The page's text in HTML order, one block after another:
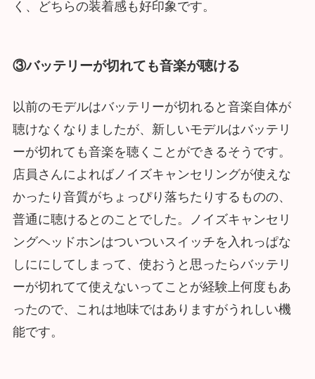
く、どちらの装着感も好印象です。
③バッテリーが切れても音楽が聴ける
以前のモデルはバッテリーが切れると音楽自体が
聴けなくなりましたが、新しいモデルはバッテリ
ーが切れても音楽を聴くことができるそうです。
店員さんによればノイズキャンセリングが使えな
かったり音質がちょっぴり落ちたりするものの、
普通に聴けるとのことでした。ノイズキャンセリ
ングヘッドホンはついついスイッチを入れっぱな
しににしてしまって、使おうと思ったらバッテリ
ーが切れてて使えないってことが経験上何度もあ
ったので、これは地味ではありますがうれしい機
能です。